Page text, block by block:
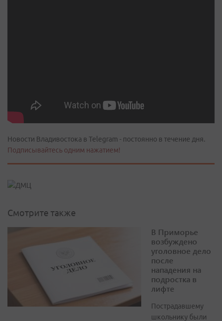
Новости Владивостока в Telegram - постоянно в течение дня.
Подписывайтесь одним нажатием!
Смотрите также
В Приморье
возбуждено
уголовное дело
после
нападения на
подростка в
лифте
Пострадавшему
школьнику были